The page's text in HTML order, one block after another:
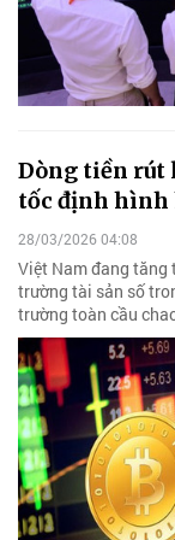
Dòng tiền rút
tốc định hình
28/03/2026 04:08
Việt Nam đang tăng
trường tài sản số
trường toàn cầu